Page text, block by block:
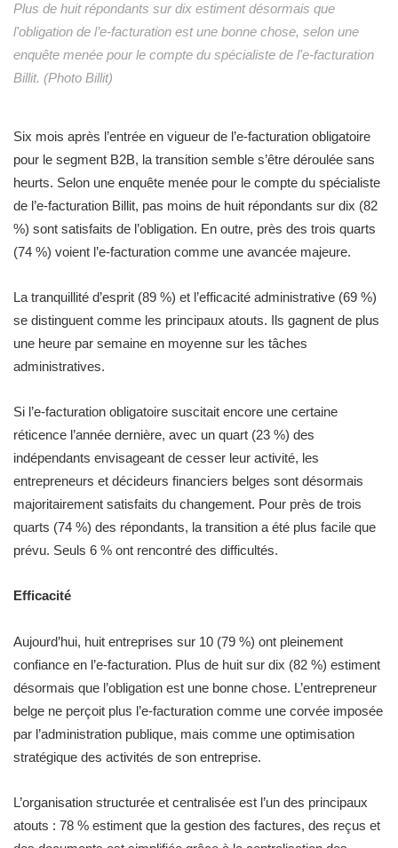
Plus de huit répondants sur dix estiment désormais que
l'obligation de l’e-facturation est une bonne chose, selon une
enquête menée pour le compte du spécialiste de l'e-facturation
Billit. (Photo Billit)
Six mois après l’entrée en vigueur de l’e-facturation obligatoire
pour le segment B2B, la transition semble s’être déroulée sans
heurts. Selon une enquête menée pour le compte du spécialiste
de l’e-facturation Billit, pas moins de huit répondants sur dix (82
%) sont satisfaits de l’obligation. En outre, près des trois quarts
(74 %) voient l’e-facturation comme une avancée majeure.
La tranquillité d’esprit (89 %) et l’efficacité administrative (69 %)
se distinguent comme les principaux atouts. Ils gagnent de plus
une heure par semaine en moyenne sur les tâches
administratives.
Si l’e-facturation obligatoire suscitait encore une certaine
réticence l’année dernière, avec un quart (23 %) des
indépendants envisageant de cesser leur activité, les
entrepreneurs et décideurs financiers belges sont désormais
majoritairement satisfaits du changement. Pour près de trois
quarts (74 %) des répondants, la transition a été plus facile que
prévu. Seuls 6 % ont rencontré des difficultés.
Efficacité
Aujourd’hui, huit entreprises sur 10 (79 %) ont pleinement
confiance en l’e-facturation. Plus de huit sur dix (82 %) estiment
désormais que l’obligation est une bonne chose. L’entrepreneur
belge ne perçoit plus l’e-facturation comme une corvée imposée
par l’administration publique, mais comme une optimisation
stratégique des activités de son entreprise.
L’organisation structurée et centralisée est l’un des principaux
atouts : 78 % estiment que la gestion des factures, des reçus et